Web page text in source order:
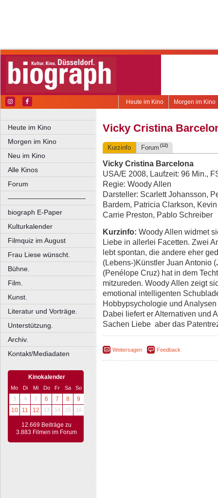
Morgen im Kino
Heute im Kino
Heute im Kino
Morgen im Kino
Neu im Kino
Alle Kinos
Forum
––––––––––––––––––––
biograph E-Paper
Kulturkalender
Filmquiz im August
Frau Liese wünscht.
Bühne.
Film.
Kunst.
Literatur und Vorträge.
Unterstützung.
Archiv.
Kontakt/Mediadaten
Kinokalender
Mo Di Mi Do Fr Sa
So
3
4 5 6 7 8
9
10
11 12 13 14 15 16
12.669 Beiträge zu
3.883 Filmen im Forum
Vicky Cristina
Kurzinfo Forum (12)
Vicky Cristina Barcelona
USA/E 2008, Laufzeit: 96 Min.,
Regie: Woody Allen
Darsteller: Scarlett Johansson,
Bardem, Patricia Clarkson,
Carrie Preston, Pablo Schreiber
Kurzinfo: Woody Allen widmet
Liebe in allerlei Facetten. Zwei
lebt spontan, die andere eher
(Lebens-)Künstler Juan Antonio
(Penélope Cruz) hat in dem
mitzureden. Woody Allen zeigt
emotional intelligenten
Hobbypsychologie und
Dabei liefert er Alternativen und
Sachen Liebe  aber das
Weitersagen Feedback